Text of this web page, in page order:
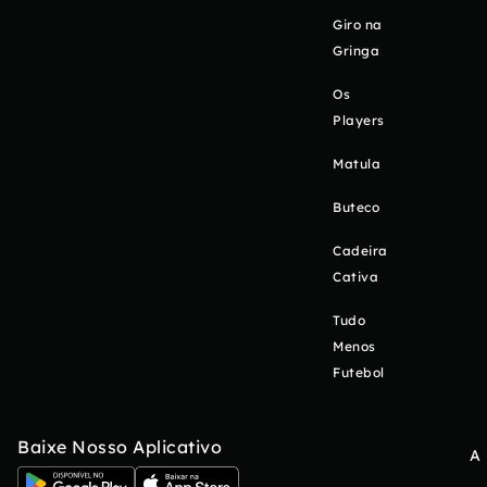
Giro na
Gringa
Os
Players
Matula
Buteco
Cadeira
Cativa
Tudo
Menos
Futebol
Baixe Nosso Aplicativo
A